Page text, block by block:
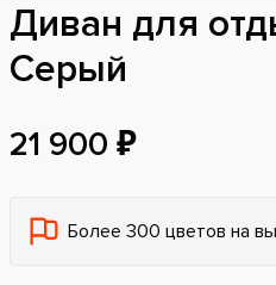
Диван для
Серый
21 900 ₽
Более 300 цветов на